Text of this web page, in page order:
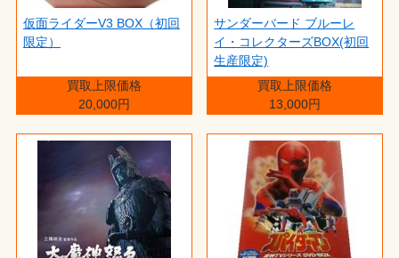
仮面ライダーV3 BOX（初回
限定）
買取上限価格
20,000円
サンダーバード ブルーレ
イ・コレクターズBOX(初回
生産限定)
買取上限価格
13,000円